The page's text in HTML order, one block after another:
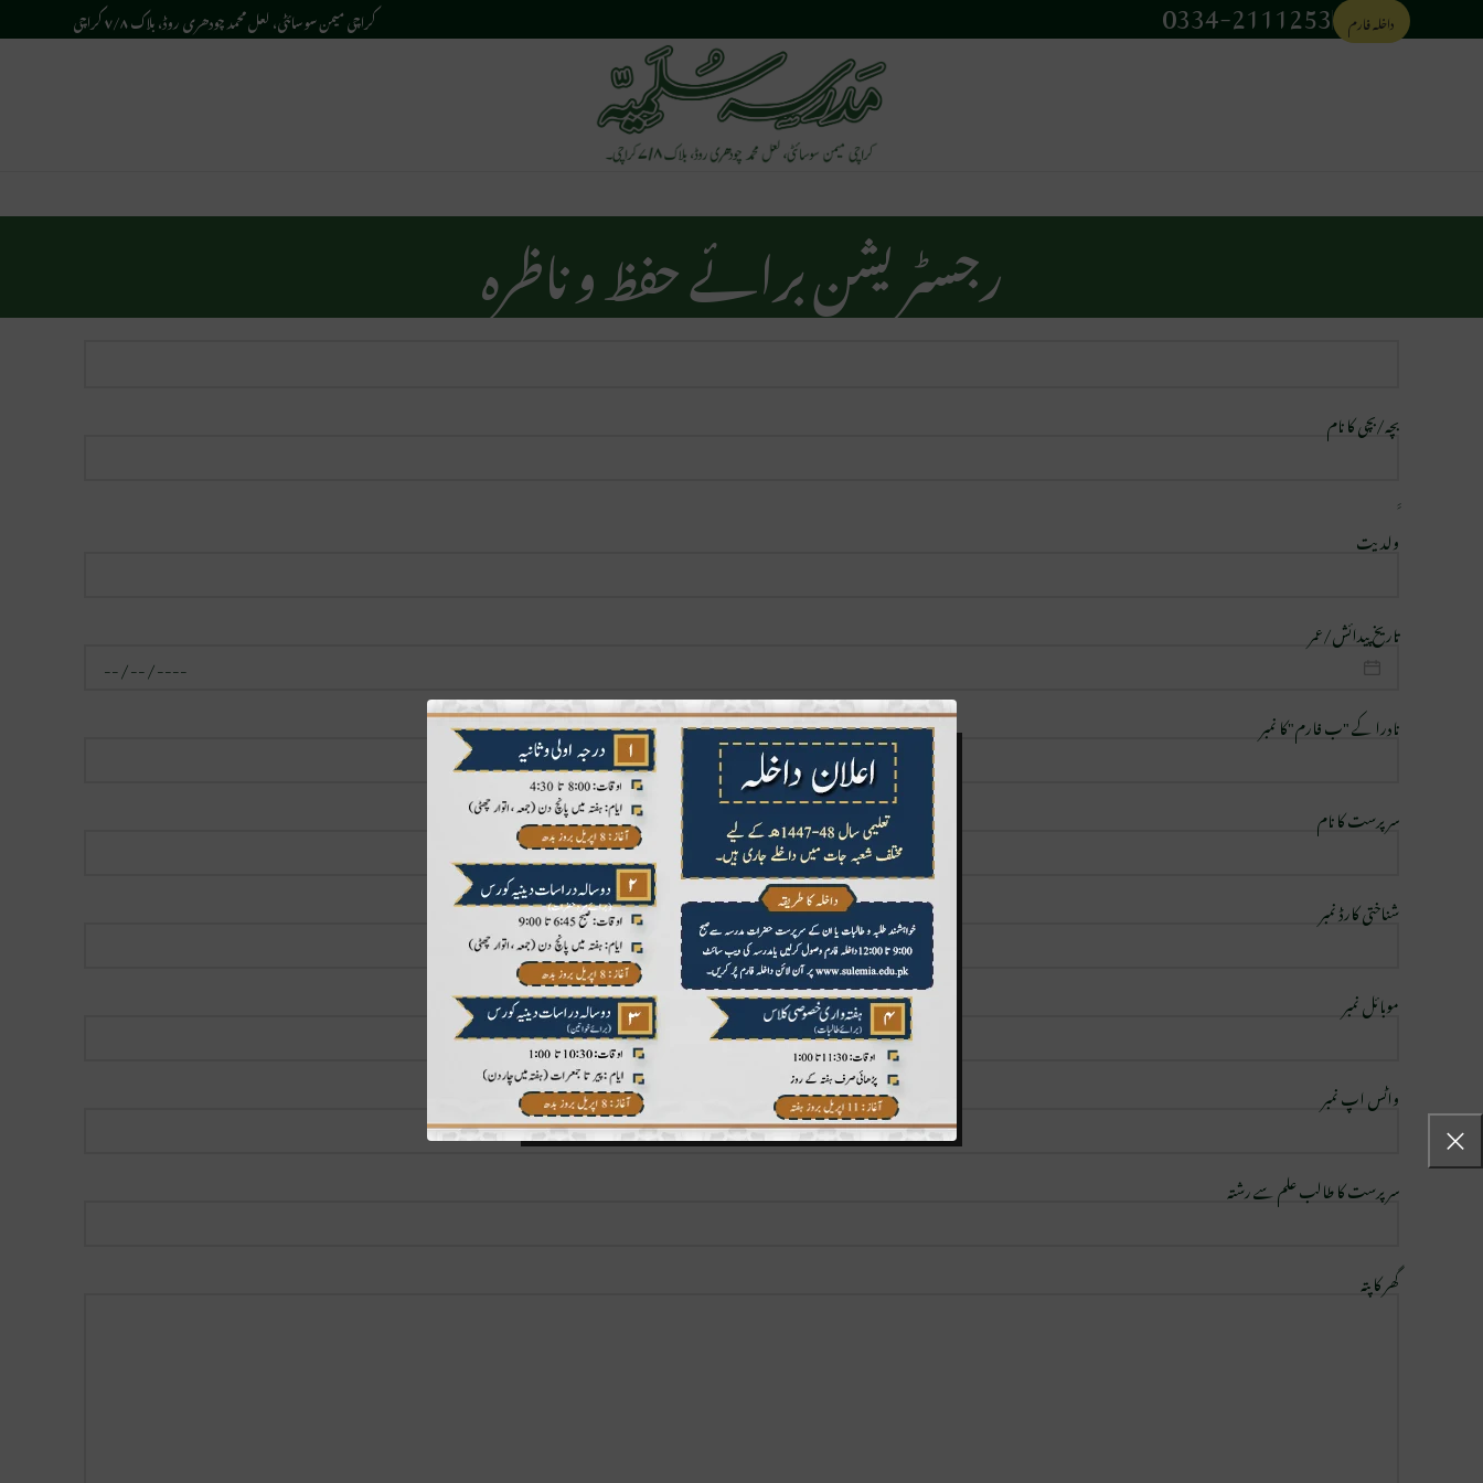
کراچی میمن سوسائٹی، لعل محمد چودھری روڈ، بلاک ٧/٨ کراچی داخلہ فارم
رجسٹریشن برائے حفظ و ناظرہ
بچہ/بچی کا نام
ولدیت
تاریخ پیدائش/عمر
نادرا کے "ب فارم"کا نمبر
سرپرست کا نام
شناختی کارڈ نمبر
موبائل نمبر
واٹس اپ نمبر
سرپرست کا طالب علم سے رشتہ
گھر کا پتہ